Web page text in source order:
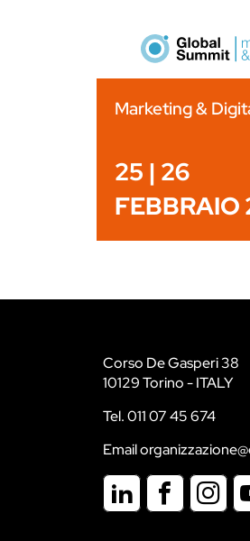
Marketing &
25 | 26
FEBBRAIO
Corso De Gasperi 38
10129 Torino - ITALY
Tel. 011 07 45 674
Email